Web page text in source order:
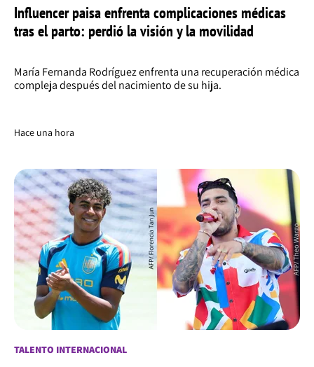
Influencer paisa enfrenta complicaciones médicas
tras el parto: perdió la visión y la movilidad
María Fernanda Rodríguez enfrenta una recuperación médica
compleja después del nacimiento de su hija.
Hace una hora
TALENTO INTERNACIONAL